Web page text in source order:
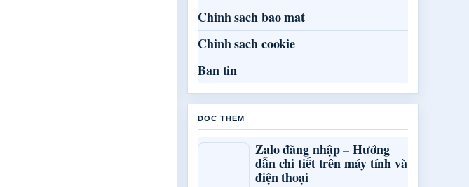
Chinh sach bao mat
Chinh sach cookie
Ban tin
DOC THEM
Zalo đăng nhập – Hướng
dẫn chi tiết trên máy tính và
điện thoại